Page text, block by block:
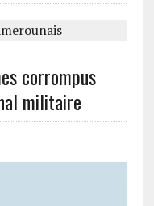
corrompus
militaire